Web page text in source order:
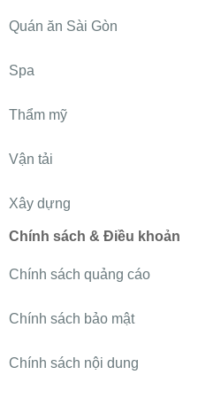
Quán ăn Sài Gòn
Spa
Thẩm mỹ
Vận tải
Xây dựng
Chính sách & Điều khoản
Chính sách quảng cáo
Chính sách bảo mật
Chính sách nội dung